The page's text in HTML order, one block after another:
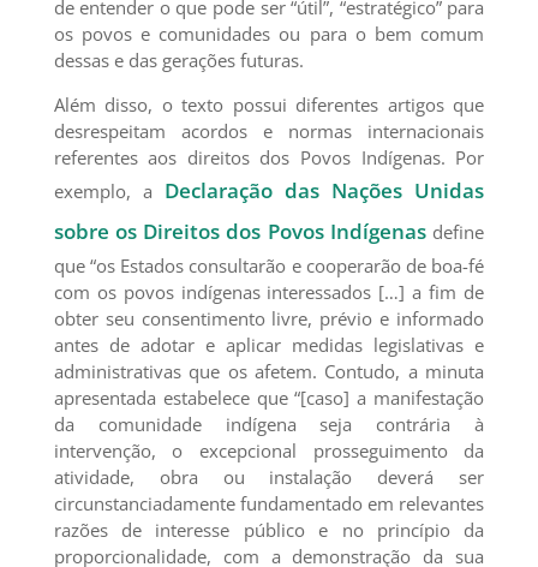
de entender o que pode ser “útil”, “estratégico” para
os povos e comunidades ou para o bem comum
dessas e das gerações futuras.
Além disso, o texto possui diferentes artigos que
desrespeitam acordos e normas internacionais
referentes aos direitos dos Povos Indígenas. Por
exemplo, a Declaração das Nações Unidas
sobre os Direitos dos Povos Indígenasdefine
que “os Estados consultarão e cooperarão de boa-fé
com os povos indígenas interessados […] a fim de
obter seu consentimento livre, prévio e informado
antes de adotar e aplicar medidas legislativas e
administrativas que os afetem. Contudo, a minuta
apresentada estabelece que “[caso] a manifestação
da comunidade indígena seja contrária à
intervenção, o excepcional prosseguimento da
atividade, obra ou instalação deverá ser
circunstanciadamente fundamentado em relevantes
razões de interesse público e no princípio da
proporcionalidade, com a demonstração da sua